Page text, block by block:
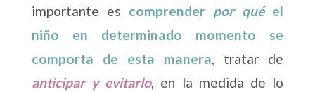
importante es comprender por quéel
niño en determinado momento se
comporta de esta manera, tratar de
anticipar y evitarlo, en la medida de lo